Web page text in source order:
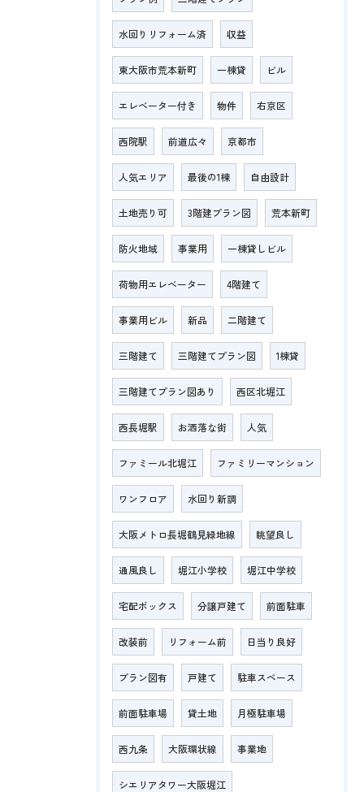
水回りリフォーム済 収益
東大阪市荒本新町 一棟貸 ビル
エレベーター付き 物件 右京区
西院駅 前道広々 京都市
人気エリア 最後の1棟 自由設計
土地売り可 3階建プラン図 荒本新町
防火地域 事業用 一棟貸しビル
荷物用エレベーター 4階建て
事業用ビル 新品 二階建て
三階建て 三階建てプラン図 1棟貸
三階建てプラン図あり 西区北堀江
西長堀駅 お洒落な街 人気
ファミール北堀江 ファミリーマンション
ワンフロア 水回り新調
大阪メトロ長堀鶴見緑地線 眺望良し
通風良し 堀江小学校 堀江中学校
宅配ボックス 分譲戸建て 前面駐車
改装前 リフォーム前 日当り良好
プラン図有 戸建て 駐車スペース
前面駐車場 貸土地 月極駐車場
西九条 大阪環状線 事業地
シエリアタワー大阪堀江